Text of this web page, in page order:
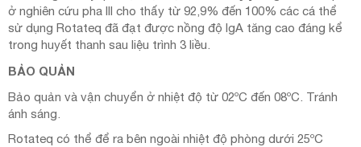
ở nghiên cứu pha III cho thấy từ 92,9% đến 100% các cá thể
sử dụng Rotateq đã đạt được nồng độ IgA tăng cao đáng kể
trong huyết thanh sau liệu trình 3 liều.
BẢO QUẢN
Bảo quản và vận chuyển ở nhiệt độ từ 02ºC đến 08ºC. Tránh
ánh sáng.
Rotateq có thể để ra bên ngoài nhiệt độ phòng dưới 25ºC